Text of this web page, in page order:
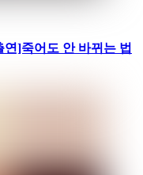
]죽어도 안 바뀌는 법